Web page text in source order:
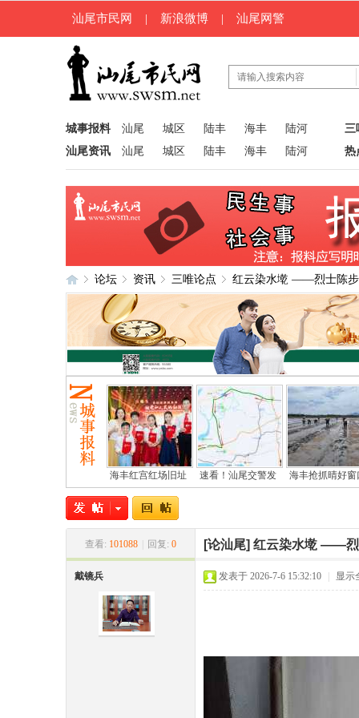
汕尾市民网 | 新浪微博 | 汕尾网警
城事报料 汕尾 城区 陆丰 海丰
陆河
汕尾资讯
汕尾 城区 陆丰 海丰 陆河
三
热
汕
尾
»
论坛
›
资讯
›
三唯论点
›
红云染水墘 ——烈士陈步
海丰红宫红场旧址 速看！汕尾交警发 海丰抢抓晴好窗
查看: 101088 回复: 0 [论汕尾] 红云染水墘 ——烈
戴镜兵 发表于 2026-7-6 15:32:10 显示